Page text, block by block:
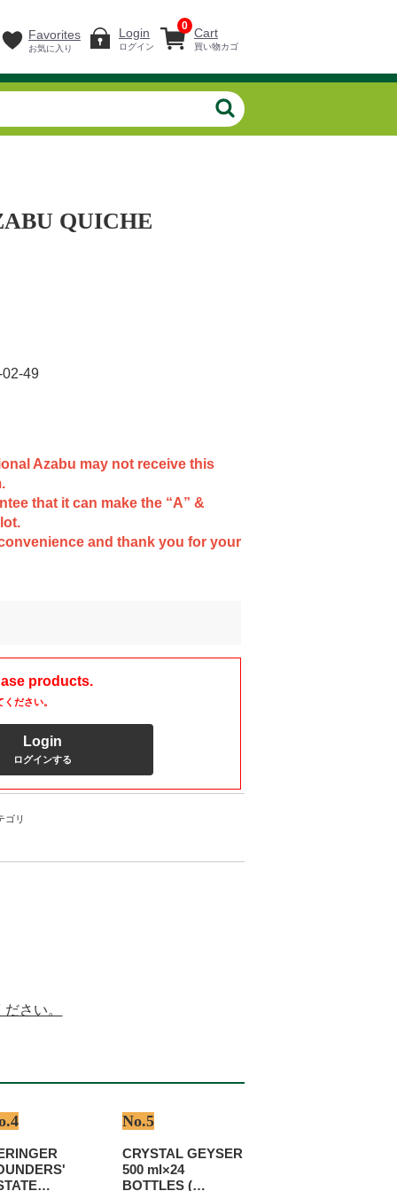
Cart
買い物カゴ
0
Favorites
お気に入り
Login
ログイン
QUICHE
49
Azabu may not receive this
that it can make the “A” &
and thank you for your
products.
ださい。
Login
ログインする
ゴリ
さい。
No.5
CRYSTAL GEYSER
500 ml×24
BOTTLES (